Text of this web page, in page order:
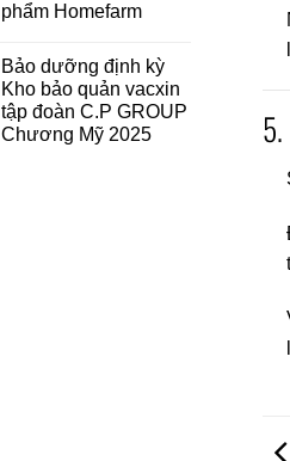
phẩm Homefarm
Bảo dưỡng định kỳ
Kho bảo quản vacxin
tập đoàn C.P GROUP
Chương Mỹ 2025